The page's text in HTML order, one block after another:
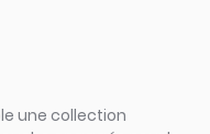
une collection